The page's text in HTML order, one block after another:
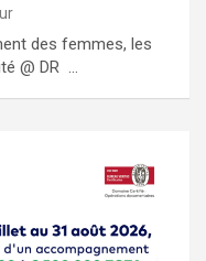
des femmes, les
@ DR …